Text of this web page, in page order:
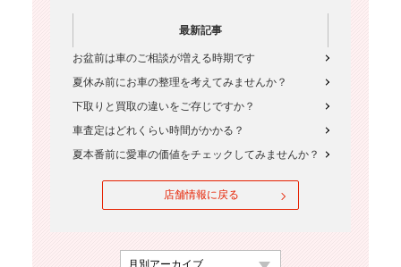
最新記事
お盆前は車のご相談が増える時期です
夏休み前にお車の整理を考えてみませんか？
下取りと買取の違いをご存じですか？
車査定はどれくらい時間がかかる？
夏本番前に愛車の価値をチェックしてみませんか？
店舗情報に戻る